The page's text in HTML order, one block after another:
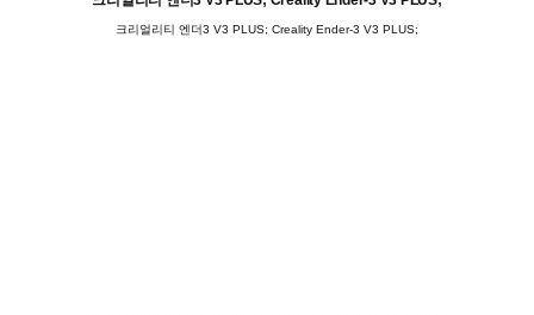
크리얼리티 엔더3 V3 PLUS; Creality Ender-3 V3 PLUS;